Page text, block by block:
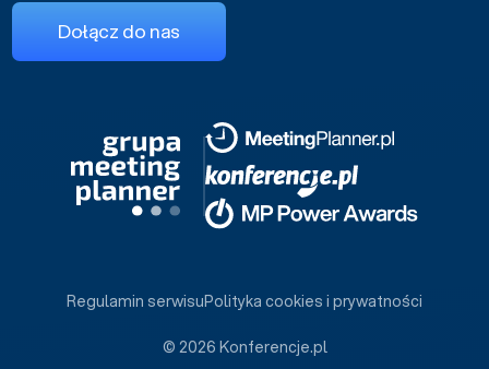
Dołącz do nas
© 2026 Konferencje.pl
Regulamin serwisuPolityka cookies i prywatności